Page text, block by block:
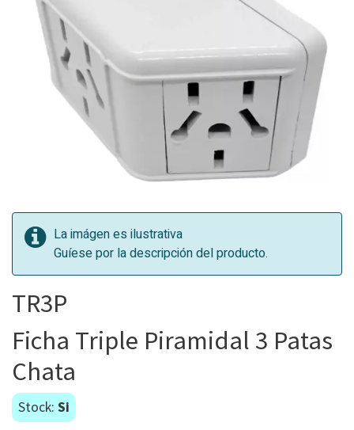
La imágen es ilustrativa
Guíese por la descripción del producto.
TR3P
Ficha Triple Piramidal 3 Patas
Chata
Stock: Si